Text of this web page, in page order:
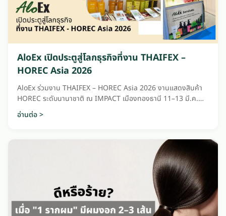
AloEx เปิดประตูสู่โลกธุรกิจที่งาน THAIFEX –
HOREC Asia 2026
AloEx ร่วมงาน THAIFEX – HOREC Asia 2026 งานแสดงสินค้า
HOREC ระดับนานาชาติ ณ IMPACT เมืองทองธานี 11–13 มี.ค.
2569
อ่านต่อ >